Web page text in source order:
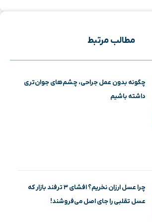
مطالب مرتبط
چگونه بدون عمل جراحی، چشم‌های جوان‌تری
داشته باشیم
چرا عسل ارزان نخریم؟ افشای ۳ ترفند بازار که
عسل تقلبی را جای اصل می‌فروشند!